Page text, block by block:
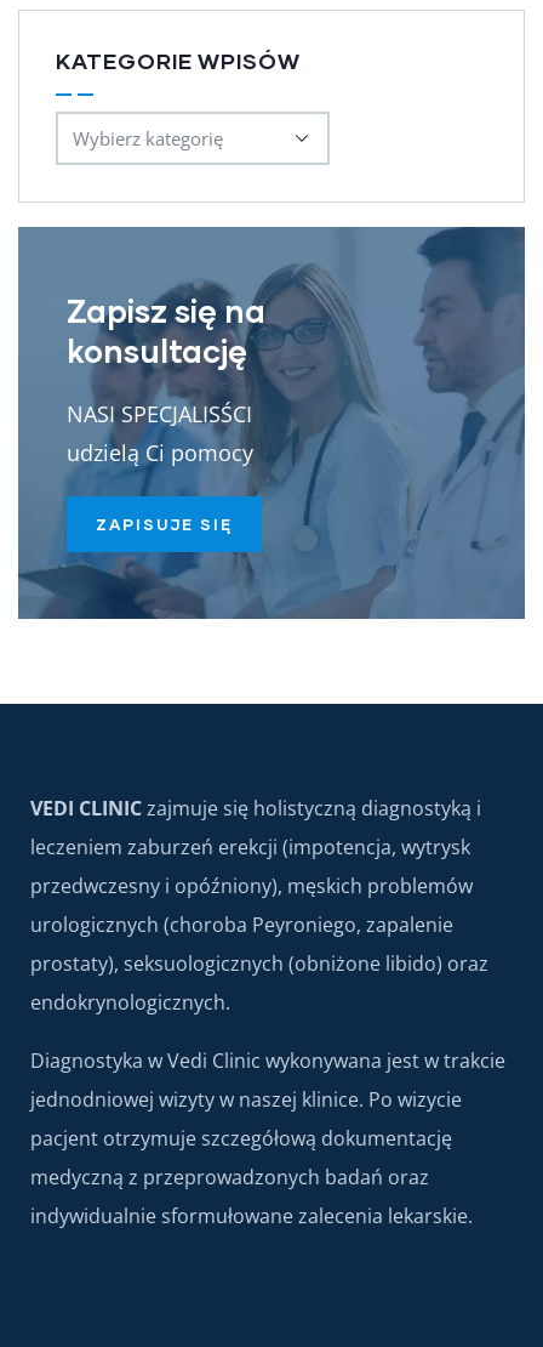
KATEGORIE WPISÓW
Zapisz się na
konsultację
NASI SPECJALISŚCI
udzielą Ci pomocy
ZAPISUJE SIĘ
VEDI CLINICzajmuje się holistyczną diagnostyką i
leczeniem zaburzeń erekcji (impotencja, wytrysk
przedwczesny i opóźniony), męskich problemów
urologicznych (choroba Peyroniego, zapalenie
prostaty), seksuologicznych (obniżone libido) oraz
endokrynologicznych.
Diagnostyka w Vedi Clinic wykonywana jest w trakcie
jednodniowej wizyty w naszej klinice. Po wizycie
pacjent otrzymuje szczegółową dokumentację
medyczną z przeprowadzonych badań oraz
indywidualnie sformułowane zalecenia lekarskie.